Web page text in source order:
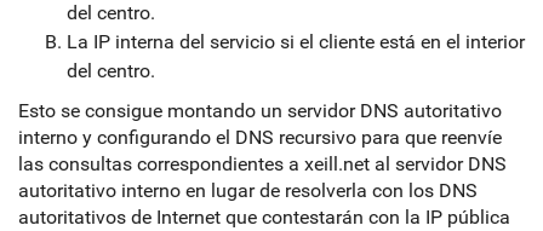
del centro.
La IP interna del servicio si el cliente está en el interior
del centro.
Esto se consigue montando un servidor DNS autoritativo
interno y configurando el DNS recursivo para que reenvíe
las consultas correspondientes a xeill.net al servidor DNS
autoritativo interno en lugar de resolverla con los DNS
autoritativos de Internet que contestarán con la IP pública